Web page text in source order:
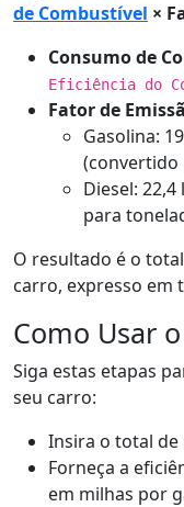
de Combustível ×
Consumo de
Eficiência do
Fator de
Gasolina:
(convertido
Diesel:
para
O resultado é o
carro, expresso em
Como Usar
Siga estas etapas
seu carro:
Insira o total de
Forneça a
em milhas por